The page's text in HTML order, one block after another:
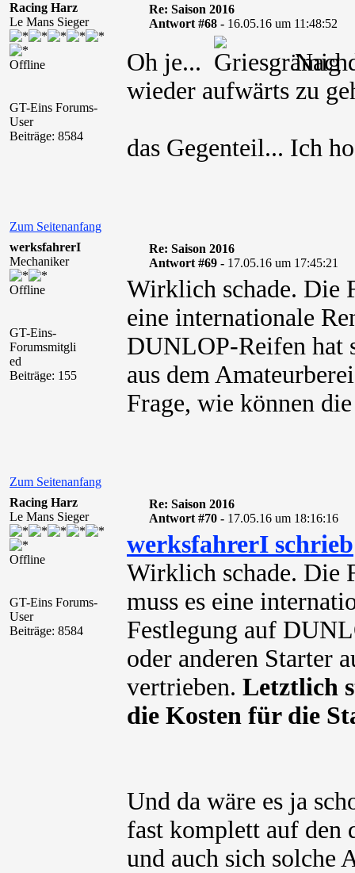
Racing Harz
Le Mans Sieger
Offline
GT-Eins Forums-
User
Beiträge: 8584
Re: Saison 2016
Antwort #68 - 16.05.16 um 11:48:52
Oh je...
wieder aufwärts zu
das Gegenteil... Ich
Zum Seitenanfang
werksfahrerI
Mechaniker
Offline
GT-Eins-
Forumsmitgli
ed
Beiträge: 155
Re: Saison 2016
Antwort #69 - 17.05.16 um 17:45:21
Wirklich schade. Die
eine internationale
DUNLOP-Reifen hat
aus dem
Frage, wie können
Zum Seitenanfang
Racing Harz
Le Mans Sieger
Offline
GT-Eins Forums-
User
Beiträge: 8584
Re: Saison 2016
Antwort #70 - 17.05.16 um 18:16:16
werksfahrerI schrieb
Wirklich schade. Die
muss es eine
Festlegung auf
oder anderen Starter
vertrieben. Letztlich
die Kosten für die
Und da wäre es ja
fast komplett auf den
und auch sich solche